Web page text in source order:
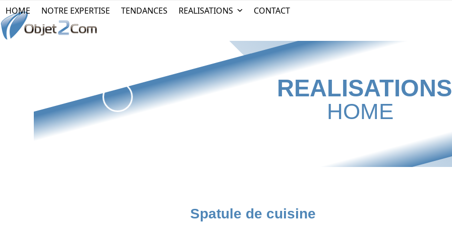
Skip
to
content
HOME NOTRE EXPERTISE TENDANCES REALISATIONS CONTACT
REALISATIONS
HOME
Spatule de cuisine